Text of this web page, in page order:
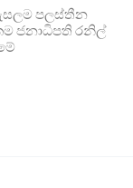
පලස්තීන
ජනාධිපති රනිල්